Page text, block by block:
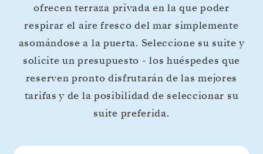
ofrecen terraza privada en la que poder
respirar el aire fresco del mar simplemente
asomándose a la puerta. Seleccione su suite y
solicite un presupuesto - los huéspedes que
reserven pronto disfrutarán de las mejores
tarifas y de la posibilidad de seleccionar su
suite preferida.